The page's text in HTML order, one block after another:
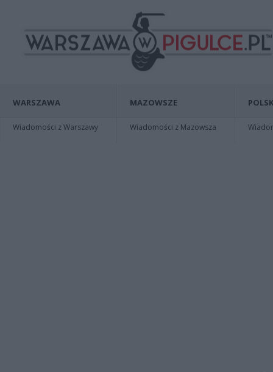
WARSZAWA
Wiadomości z Warszawy
MAZOWSZE
Wiadomości z Mazowsza